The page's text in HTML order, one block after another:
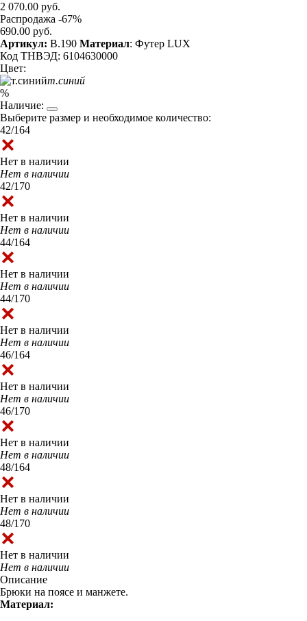
2 070.00 руб.
Распродажа -67%
690.00 руб.
Артикул: B.190 Материал: Футер LUX
Код ТНВЭД: 6104630000
Цвет:
т.синий
%
Наличие:
Выберите размер и необходимое количество:
42/164
Нет в наличии
Нет в наличии
42/170
Нет в наличии
Нет в наличии
44/164
Нет в наличии
Нет в наличии
44/170
Нет в наличии
Нет в наличии
46/164
Нет в наличии
Нет в наличии
46/170
Нет в наличии
Нет в наличии
48/164
Нет в наличии
Нет в наличии
48/170
Нет в наличии
Нет в наличии
Описание
Брюки на поясе и манжете.
Материал: